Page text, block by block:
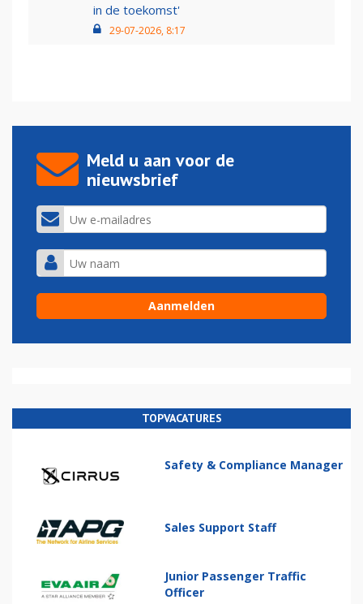
in de toekomst'
29-07-2026, 8:17
Meld u aan voor de
nieuwsbrief
TOPVACATURES
Safety & Compliance Manager
Sales Support Staff
Junior Passenger Traffic
Officer